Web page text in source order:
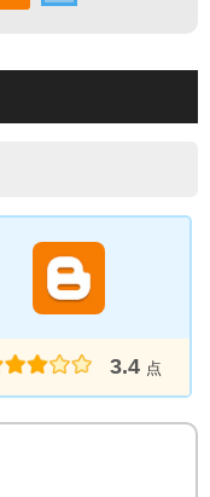
3.4 点